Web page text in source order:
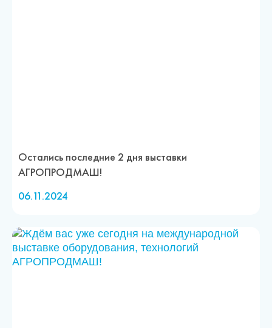
Остались последние 2 дня выставки
АГРОПРОДМАШ!
06.11.2024